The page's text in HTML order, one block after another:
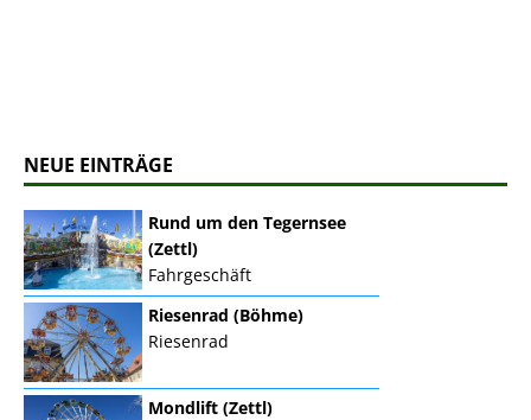
NEUE EINTRÄGE
Rund um den Tegernsee
(Zettl)
Fahrgeschäft
Riesenrad (Böhme)
Riesenrad
Mondlift (Zettl)